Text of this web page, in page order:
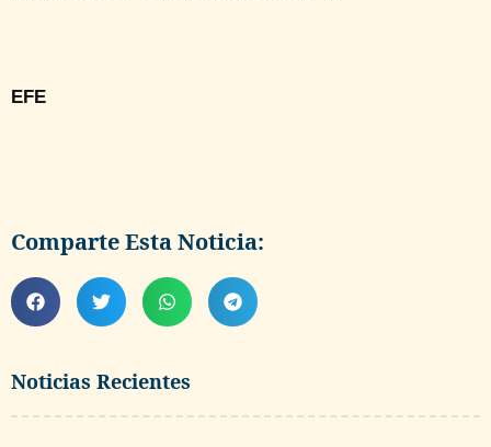
Noticias Recientes
EFE
Comparte Esta Noticia: